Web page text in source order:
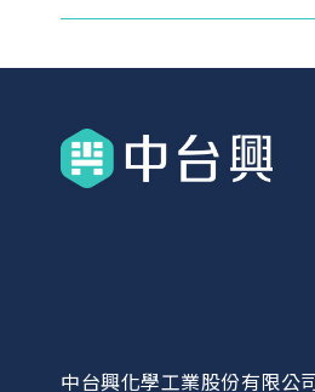
中台興化學工業股份有限公